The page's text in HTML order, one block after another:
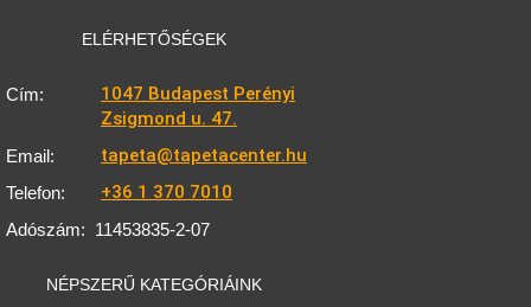
ELÉRHETŐSÉGEK
Cím:
1047 Budapest Perényi
Zsigmond u. 47.
Email: tapeta@tapetacenter.hu
Telefon: +36 1 370 7010
Adószám: 11453835-2-07
NÉPSZERŰ KATEGÓRIÁINK